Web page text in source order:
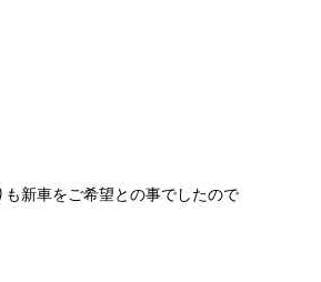
新車をご希望との事でしたので